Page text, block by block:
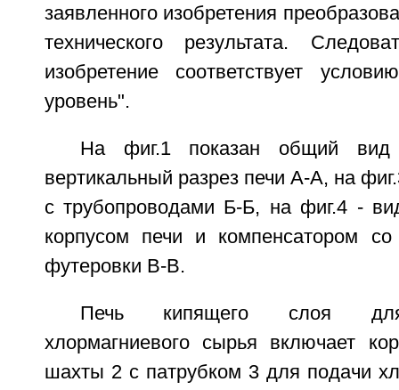
заявленного изобретения
технического результата.
изобретение соответствует
уровень".
На фиг.1 показан общий
вертикальный разрез печи А-А, на
с трубопроводами Б-Б, на фиг.4 -
корпусом печи и компенсатором со
футеровки В-В.
Печь кипящего слоя для
хлормагниевого сырья включает
шахты 2 с патрубком 3 для подачи